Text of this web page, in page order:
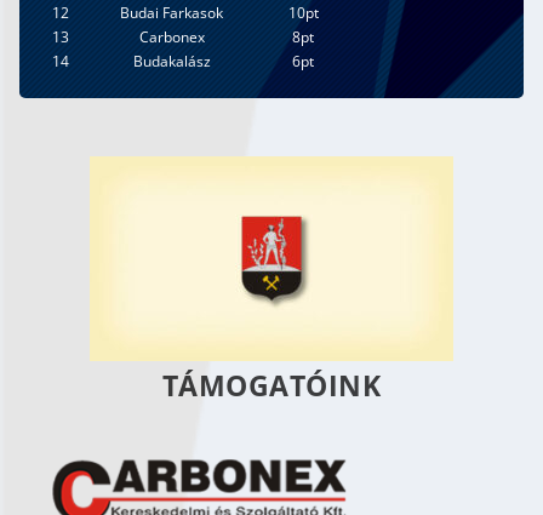
12
Budai Farkasok
10pt
13
Carbonex
8pt
14
Budakalász 6pt
TÁMOGATÓINK